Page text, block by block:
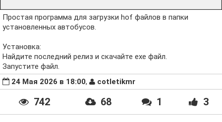
Простая программа для загрузки hof файлов в папки
установленных автобусов.
Установка:
Найдите последний релиз и скачайте exe файл.
Запустите файл.
24 Мая 2026 в 18:00, cotletikmr
742 68 1 3